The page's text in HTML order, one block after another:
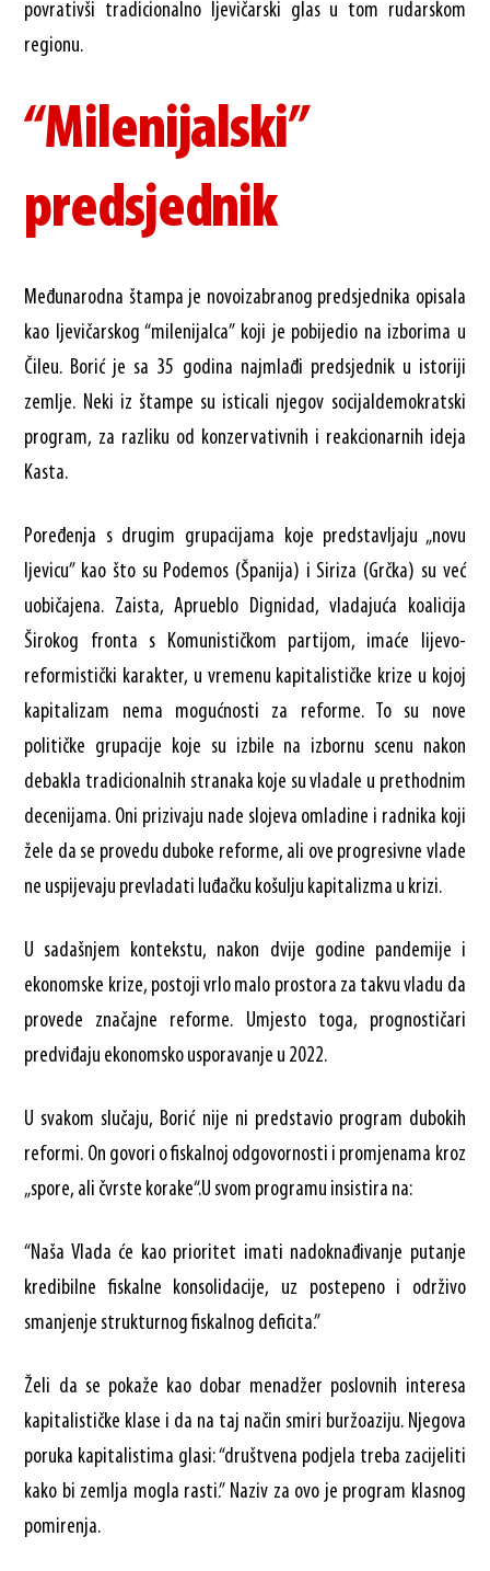
povrativši tradicionalno ljevičarski glas u tom rudarskom
regionu.
“Milenijalski”
predsjednik
Međunarodna štampa je novoizabranog predsjednika opisala
kao ljevičarskog “milenijalca” koji je pobijedio na izborima u
Čileu. Borić je sa 35 godina najmlađi predsjednik u istoriji
zemlje. Neki iz štampe su isticali njegov socijaldemokratski
program, za razliku od konzervativnih i reakcionarnih ideja
Kasta.
Poređenja s drugim grupacijama koje predstavljaju „novu
ljevicu” kao što su Podemos (Španija) i Siriza (Grčka) su već
uobičajena. Zaista, Aprueblo Dignidad, vladajuća koalicija
Širokog fronta s Komunističkom partijom, imaće lijevo-
reformistički karakter, u vremenu kapitalističke krize u kojoj
kapitalizam nema mogućnosti za reforme. To su nove
političke grupacije koje su izbile na izbornu scenu nakon
debakla tradicionalnih stranaka koje su vladale u prethodnim
decenijama. Oni prizivaju nade slojeva omladine i radnika koji
žele da se provedu duboke reforme, ali ove progresivne vlade
ne uspijevaju prevladati luđačku košulju kapitalizma u krizi.
U sadašnjem kontekstu, nakon dvije godine pandemije i
ekonomske krize, postoji vrlo malo prostora za takvu vladu da
provede značajne reforme. Umjesto toga, prognostičari
predviđaju ekonomsko usporavanje u 2022.
U svakom slučaju, Borić nije ni predstavio program dubokih
reformi. On govori o fiskalnoj odgovornosti i promjenama kroz
„spore, ali čvrste korake“.U svom programu insistira na:
“Naša Vlada će kao prioritet imati nadoknađivanje putanje
kredibilne fiskalne konsolidacije, uz postepeno i održivo
smanjenje strukturnog fiskalnog deficita.”
Želi da se pokaže kao dobar menadžer poslovnih interesa
kapitalističke klase i da na taj način smiri buržoaziju. Njegova
poruka kapitalistima glasi: “društvena podjela treba zacijeliti
kako bi zemlja mogla rasti.” Naziv za ovo je program klasnog
pomirenja.